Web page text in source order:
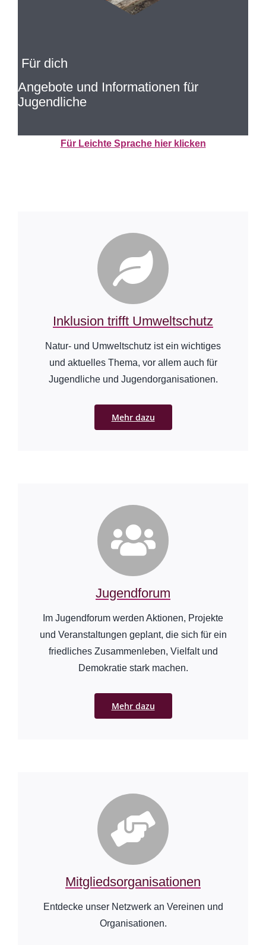
Für dich
Angebote und Informationen für
Jugendliche
Für Leichte Sprache hier klicken
Inklusion trifft Umweltschutz
Natur- und Umweltschutz ist ein wichtiges
und aktuelles Thema, vor allem auch für
Jugendliche und Jugendorganisationen.
Mehr dazu
Jugendforum
Im Jugendforum werden Aktionen, Projekte
und Veranstaltungen geplant, die sich für ein
friedliches Zusammenleben, Vielfalt und
Demokratie stark machen.
Mehr dazu
Mitgliedsorganisationen
Entdecke unser Netzwerk an Vereinen und
Organisationen.